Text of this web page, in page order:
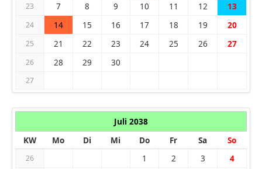
23 7 8 9 10 11 12 13
24 14 15 16 17 18 19 20
25 21 22 23 24 25 26 27
26 28 29 30
27
Juli 2038
KW
Mo Di Mi Do Fr Sa So
26 1 2 3 4